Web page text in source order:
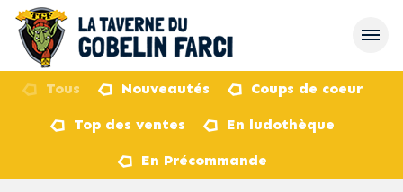
Tous Nouveautés Coups de coeur
Top des ventes En ludothèque
En Précommande